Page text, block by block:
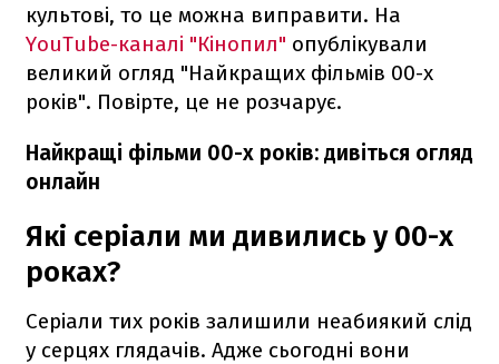
культові, то це можна виправити. На
YouTube-каналі "Кінопил" опублікували
великий огляд "Найкращих фільмів 00-х
років". Повірте, це не розчарує.
Найкращі фільми 00-х років: дивіться огляд
онлайн
Які серіали ми дивились у 00-х
роках?
Серіали тих років залишили неабиякий слід
у серцях глядачів. Адже сьогодні вони